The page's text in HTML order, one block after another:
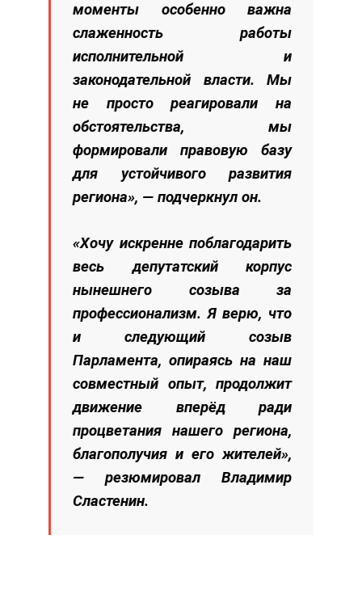
моменты особенно важна
слаженность работы
исполнительной и
законодательной власти. Мы
не просто реагировали на
обстоятельства, мы
формировали правовую базу
для устойчивого развития
региона», — подчеркнул он.
«Хочу искренне поблагодарить
весь депутатский корпус
нынешнего созыва за
профессионализм. Я верю, что
и следующий созыв
Парламента, опираясь на наш
совместный опыт, продолжит
движение вперёд ради
процветания нашего региона,
благополучия и его жителей»,
— резюмировал Владимир
Сластенин.